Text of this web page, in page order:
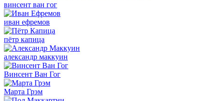
винсент ван гог
иван ефремов
пётр капица
александр маккуин
Винсент Ван Гог
Марта Грэм